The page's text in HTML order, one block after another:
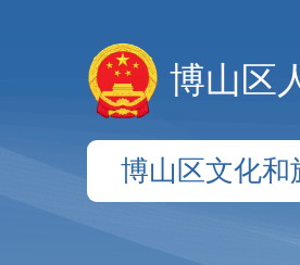
博山区
博山区文化和